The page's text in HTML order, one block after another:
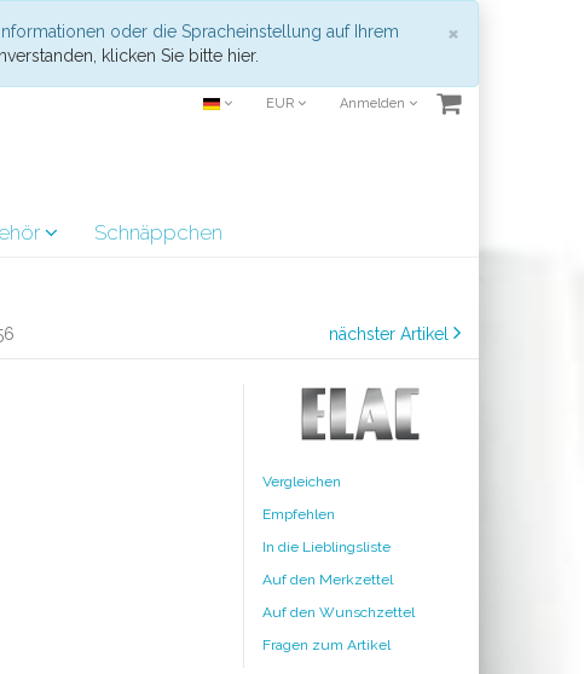
×
oder die Spracheinstellung auf Ihrem
klicken Sie bitte hier.
EUR Anmelden
Schnäppchen
nächster Artikel
Vergleichen
Empfehlen
In die Lieblingsliste
Auf den Merkzettel
Auf den Wunschzettel
Fragen zum Artikel